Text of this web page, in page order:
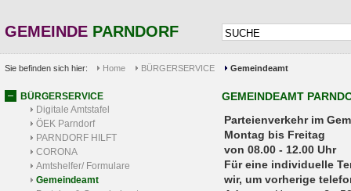
GEMEINDE PARNDORF
Sie befinden sich hier: Home BÜRGERSERVICE Gemeindeamt
BÜRGERSERVICE
Digitale Amtstafel
ÖEK Parndorf
PARNDORF HILFT
CORONA
Amtshelfer/ Formulare
Gemeindeamt
GEMEINDEAMT
Parteienverkehr
Montag bis Freitag
von 08.00 - 12.00 Uhr
Für eine individuelle
wir, um vorherige